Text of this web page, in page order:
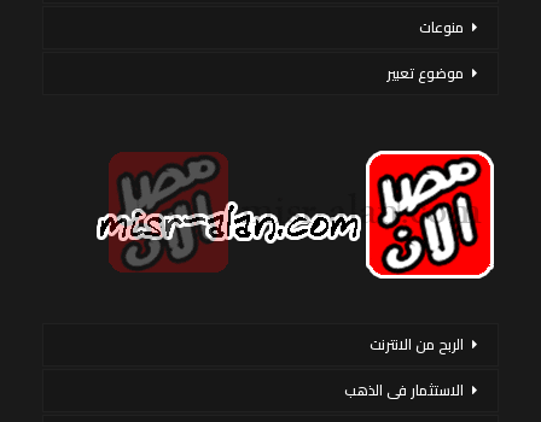
منوعات
موضوع تعبير
الربح من الانترنت
الاستثمار فى الذهب